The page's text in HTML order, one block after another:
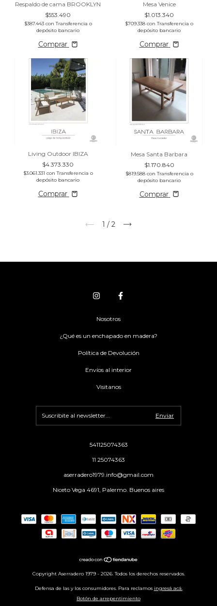
Respaldo de cama BROOKLYN
$553.490
$387.443 con Transferencia o
depósito bancario
Comprar
Mesa Venice
$1.013.340
$709.338 con Transferencia o
depósito bancario
Comprar
Living Outdoor IBIZA
$4.373.330
$3.061.331 con Transferencia o
depósito bancario
Comprar
Mesa Santa Barbara
$1.170.840
$819.588 con Transferencia o
depósito bancario
Comprar
1 / 2
Nosotros
¿Qué es un enchapado en madera?
Política de Devolución
Envíos al interior
Visitanos
541125074363
11 25074363
aserradero1979.info@gmail.com
Niceto Vega 4691, Palermo. Buenos aires
Copyright Aserradero 1979 - 2026. Todos los derechos reservados.
Defensa de las y los consumidores. Para reclamos ingresá acá.
Botón de arrepentimiento